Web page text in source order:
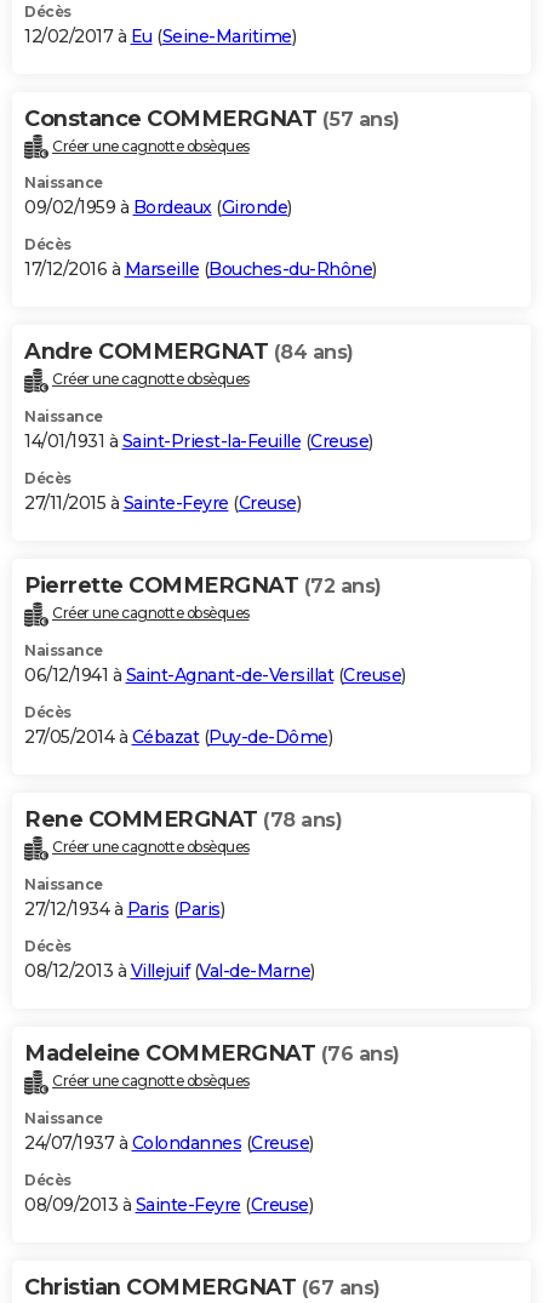
Décès
12/02/2017 à Eu (Seine-Maritime)
Constance COMMERGNAT (57 ans)
Créer une cagnotte obsèques
Naissance
09/02/1959 à Bordeaux(Gironde)
Décès
17/12/2016 à Marseille (Bouches-du-Rhône)
Andre COMMERGNAT (84 ans)
Créer une cagnotte obsèques
Naissance
14/01/1931 à Saint-Priest-la-Feuille (Creuse)
Décès
27/11/2015 à Sainte-Feyre (Creuse)
Pierrette COMMERGNAT (72 ans)
Créer une cagnotte obsèques
Naissance
06/12/1941 à Saint-Agnant-de-Versillat(Creuse)
Décès
27/05/2014 à Cébazat(Puy-de-Dôme)
Rene COMMERGNAT (78 ans)
Créer une cagnotte obsèques
Naissance
27/12/1934 à Paris (Paris)
Décès
08/12/2013 à Villejuif(Val-de-Marne)
Madeleine COMMERGNAT (76 ans)
Créer une cagnotte obsèques
Naissance
24/07/1937 à Colondannes (Creuse)
Décès
08/09/2013 à Sainte-Feyre (Creuse)
Christian COMMERGNAT (67 ans)